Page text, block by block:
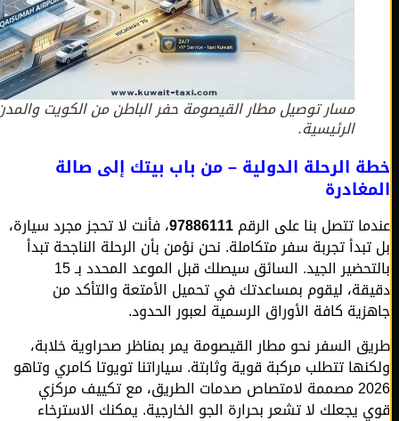
مسار توصيل مطار القيصومة حفر الباطن من الكويت والمدن
الرئيسية.
الرحلة الدولية – من باب بيتك إلى صالة
تتصل بنا على الرقم97886111، فأنت لا تحجز مجرد سيارة،
تجربة سفر متكاملة. نحن نؤمن بأن الرحلة الناجحة تبدأ
بالتحضير الجيد. السائق سيصلك قبل الموعد المحدد بـ 15
ليقوم بمساعدتك في تحميل الأمتعة والتأكد من
كافة الأوراق الرسمية لعبور الحدود.
السفر نحو مطار القيصومة يمر بمناظر صحراوية خلابة،
تتطلب مركبة قوية وثابتة. سياراتنا تويوتا كامري وتاهو
2026 مصممة لامتصاص صدمات الطريق، مع تكييف مركزي
يجعلك لا تشعر بحرارة الجو الخارجية. يمكنك الاسترخاء